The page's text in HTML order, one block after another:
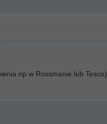
np w Rossmanie lub Tesco)